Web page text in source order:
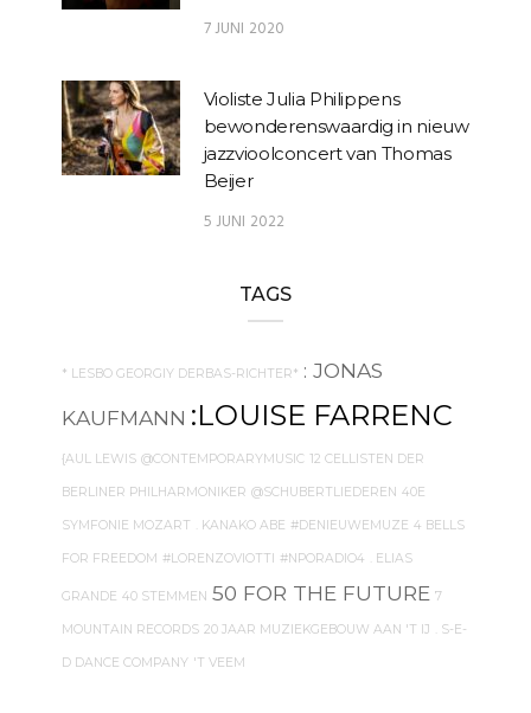
7 JUNI 2020
Violiste Julia Philippens
bewonderenswaardig in nieuw
jazzvioolconcert van Thomas
Beijer
5 JUNI 2022
TAGS
* LESBO GEORGIY DERBAS-RICHTER* : JONAS
KAUFMANN :LOUISE FARRENC
{AUL LEWIS @CONTEMPORARYMUSIC 12 CELLISTEN DER
BERLINER PHILHARMONIKER @SCHUBERTLIEDEREN 40E
SYMFONIE MOZART . KANAKO ABE #DENIEUWEMUZE 4 BELLS
FOR FREEDOM #LORENZOVIOTTI #NPORADIO4 . ELIAS
GRANDE 40 STEMMEN 50 FOR THE FUTURE 7
MOUNTAIN RECORDS 20 JAAR MUZIEKGEBOUW AAN 'T IJ . S-E-
D DANCE COMPANY 'T VEEM